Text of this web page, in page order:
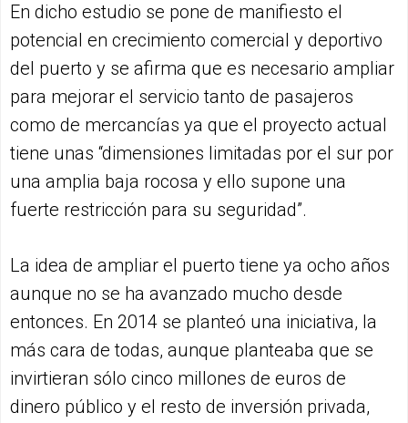
En dicho estudio se pone de manifiesto el
potencial en crecimiento comercial y deportivo
del puerto y se afirma que es necesario ampliar
para mejorar el servicio tanto de pasajeros
como de mercancías ya que el proyecto actual
tiene unas “dimensiones limitadas por el sur por
una amplia baja rocosa y ello supone una
fuerte restricción para su seguridad”.
La idea de ampliar el puerto tiene ya ocho años
aunque no se ha avanzado mucho desde
entonces. En 2014 se planteó una iniciativa, la
más cara de todas, aunque planteaba que se
invirtieran sólo cinco millones de euros de
dinero público y el resto de inversión privada,